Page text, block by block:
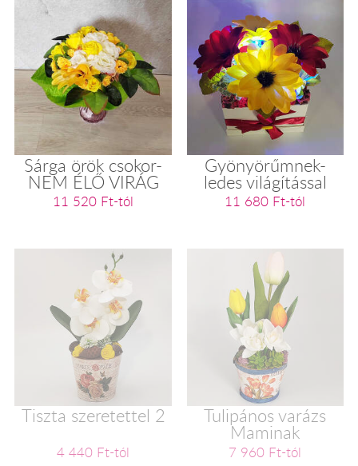
Sárga örök csokor-
NEM ÉLŐ VIRÁG
11 520 Ft-tól
Gyönyörűmnek-
ledes világítással
11 680 Ft-tól
Tiszta szeretettel 2
4 440 Ft-tól
Tulipános varázs
Maminak
7 960 Ft-tól